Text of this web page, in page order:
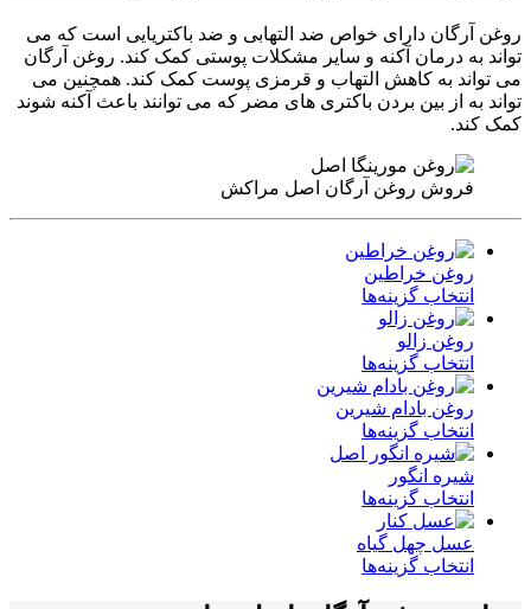
روغن آرگان دارای خواص ضد التهابی و ضد باکتریایی است که می
تواند به درمان آکنه و سایر مشکلات پوستی کمک کند. روغن آرگان
می تواند به کاهش التهاب و قرمزی پوست کمک کند. همچنین می
تواند به از بین بردن باکتری های مضر که می توانند باعث آکنه شوند
کمک کند.
فروش روغن آرگان اصل مراکش
روغن خراطین
انتخاب گزینه‌ها
روغن زالو
انتخاب گزینه‌ها
روغن بادام شیرین
انتخاب گزینه‌ها
شیره انگور
انتخاب گزینه‌ها
عسل چهل گیاه
انتخاب گزینه‌ها